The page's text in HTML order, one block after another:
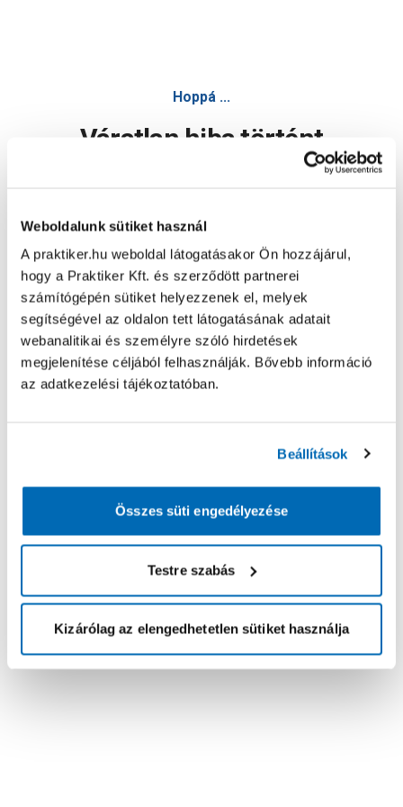
Weboldalunk sütiket használ
A praktiker.hu weboldal látogatásakor Ön hozzájárul,
hogy a Praktiker Kft. és szerződött partnerei
számítógépén sütiket helyezzenek el, melyek
segítségével az oldalon tett látogatásának adatait
webanalitikai és személyre szóló hirdetések
megjelenítése céljából felhasználják. Bővebb információ
az adatkezelési tájékoztatóban.
Beállítások
Összes süti engedélyezése
Testre szabás
Kizárólag az elengedhetetlen sütiket használja
Hoppá ...
Váratlan hiba történt
Oldal újratöltése